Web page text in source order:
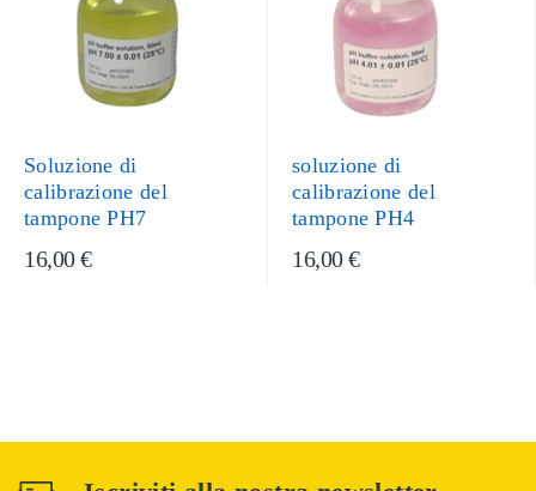
Soluzione di
calibrazione del
tampone PH7
16,00 €
soluzione di
calibrazione del
tampone PH4
16,00 €